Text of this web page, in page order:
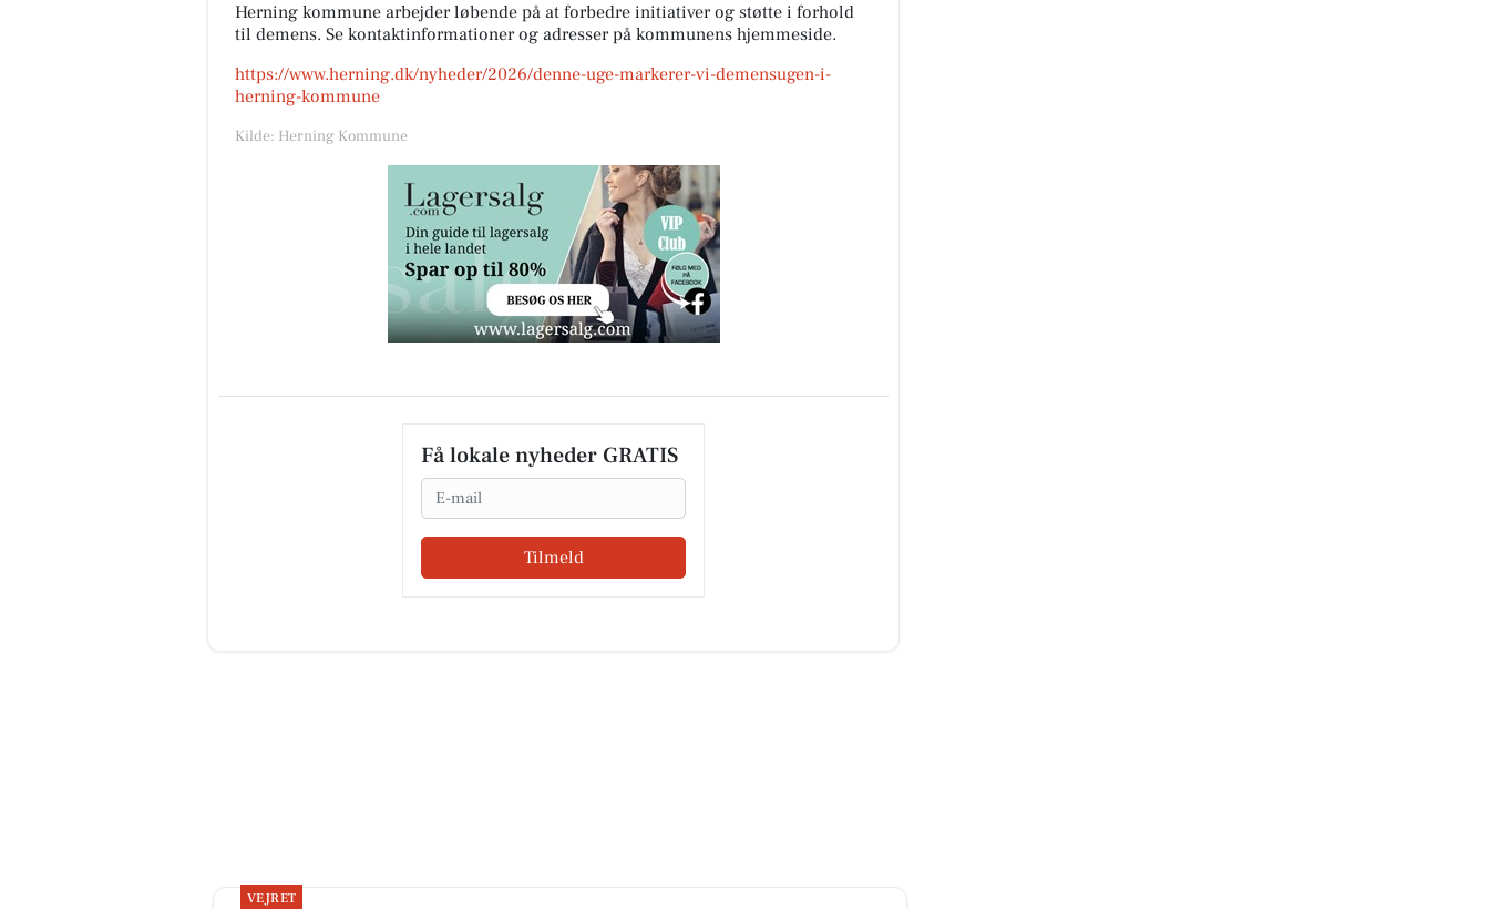
Herning kommune arbejder løbende på at forbedre initiativer og støtte i forhold
til demens. Se kontaktinformationer og adresser på kommunens hjemmeside.
https://www.herning.dk/nyheder/2026/denne-uge-markerer-vi-demensugen-i-
herning-kommune
Kilde: Herning Kommune
Få lokale nyheder GRATIS
Email
Tilmeld
VEJRET